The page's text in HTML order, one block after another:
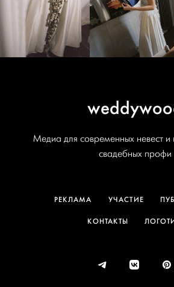
Медиа для современных невест и
свадебных профи
РЕКЛАМА УЧАСТИЕ
КОНТАКТЫ